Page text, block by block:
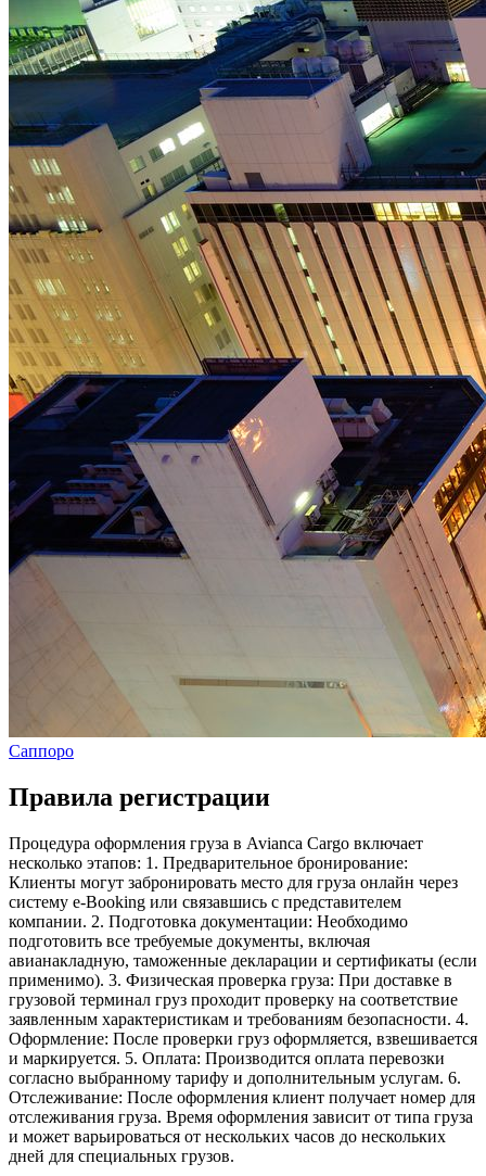
Саппоро
Правила регистрации
Процедура оформления груза в Avianca Cargo включает
несколько этапов: 1. Предварительное бронирование:
Клиенты могут забронировать место для груза онлайн через
систему e-Booking или связавшись с представителем
компании. 2. Подготовка документации: Необходимо
подготовить все требуемые документы, включая
авианакладную, таможенные декларации и сертификаты (если
применимо). 3. Физическая проверка груза: При доставке в
грузовой терминал груз проходит проверку на соответствие
заявленным характеристикам и требованиям безопасности. 4.
Оформление: После проверки груз оформляется, взвешивается
и маркируется. 5. Оплата: Производится оплата перевозки
согласно выбранному тарифу и дополнительным услугам. 6.
Отслеживание: После оформления клиент получает номер для
отслеживания груза. Время оформления зависит от типа груза
и может варьироваться от нескольких часов до нескольких
дней для специальных грузов.